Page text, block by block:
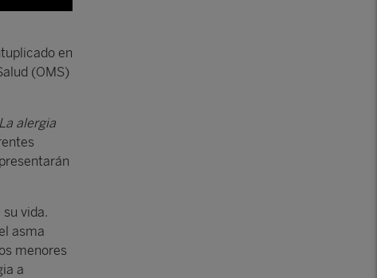
en
(OMS)
La alergia
vida.
asma
menores
a